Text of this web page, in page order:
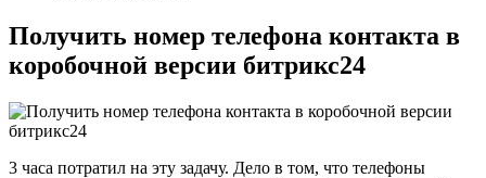
Получить номер телефона контакта в
коробочной версии битрикс24
3 часа потратил на эту задачу. Дело в том, что телефоны